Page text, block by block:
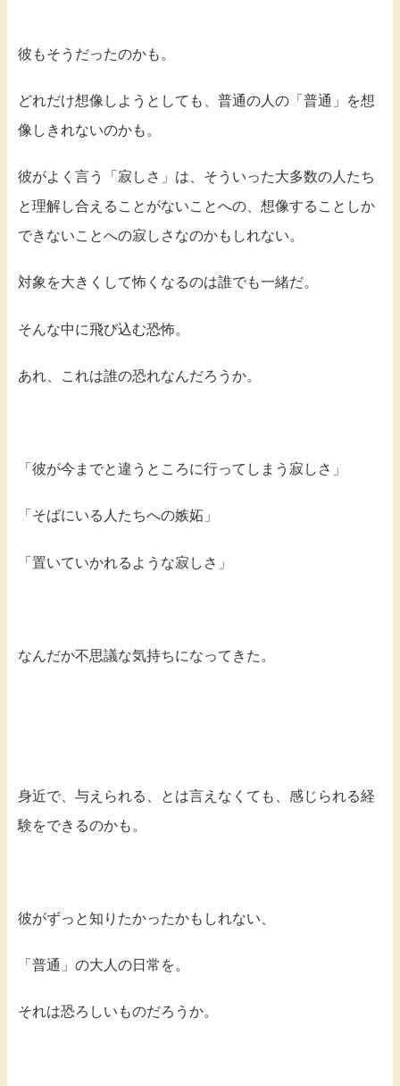
彼もそうだったのかも。
どれだけ想像しようとしても、普通の人の「普通」を想
像しきれないのかも。
彼がよく言う「寂しさ」は、そういった大多数の人たち
と理解し合えることがないことへの、想像することしか
できないことへの寂しさなのかもしれない。
対象を大きくして怖くなるのは誰でも一緒だ。
そんな中に飛び込む恐怖。
あれ、これは誰の恐れなんだろうか。
「彼が今までと違うところに行ってしまう寂しさ」
「そばにいる人たちへの嫉妬」
「置いていかれるような寂しさ」
なんだか不思議な気持ちになってきた。
身近で、与えられる、とは言えなくても、感じられる経
験をできるのかも。
彼がずっと知りたかったかもしれない、
「普通」の大人の日常を。
それは恐ろしいものだろうか。